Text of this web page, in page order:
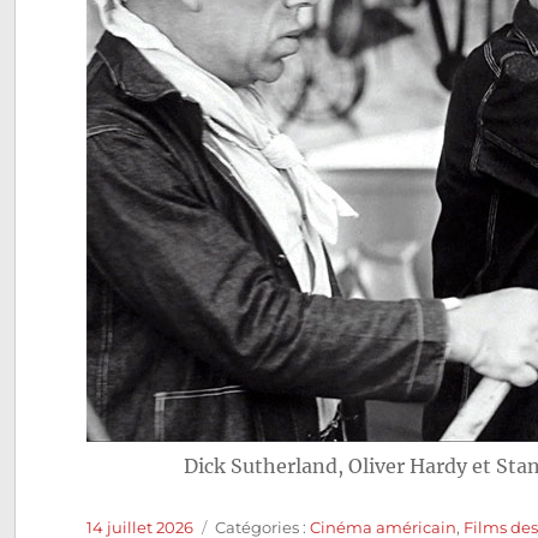
Dick Sutherland, Oliver Hardy et
Publié
14 juillet 2026 Catégories
Catégories :Cinéma américain, Films